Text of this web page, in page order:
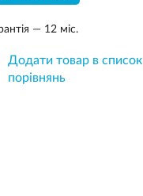
— 12 міс.
Додати товар в список
порівнянь